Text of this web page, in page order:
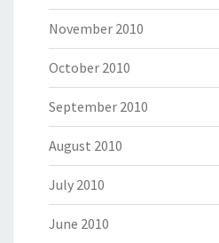
November 2010
October 2010
September 2010
August 2010
July 2010
June 2010